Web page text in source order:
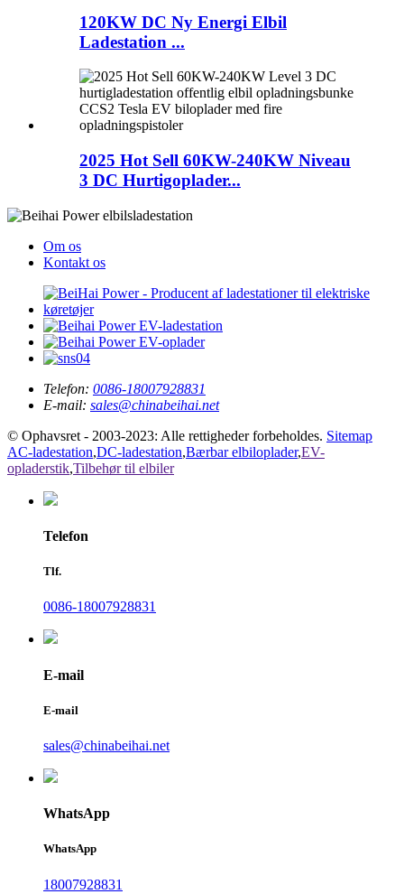
120KW DC Ny Energi Elbil
Ladestation ...
2025 Hot Sell 60KW-240KW Niveau
3 DC Hurtigoplader...
Om os
Kontakt os
Telefon: 0086-18007928831
E-mail: sales@chinabeihai.net
© Ophavsret - 2003-2023: Alle rettigheder forbeholdes. Sitemap
AC-ladestation,DC-ladestation,Bærbar elbiloplader,EV-
opladerstik,Tilbehør til elbiler
Telefon
Tlf.
0086-18007928831
E-mail
E-mail
sales@chinabeihai.net
WhatsApp
WhatsApp
18007928831